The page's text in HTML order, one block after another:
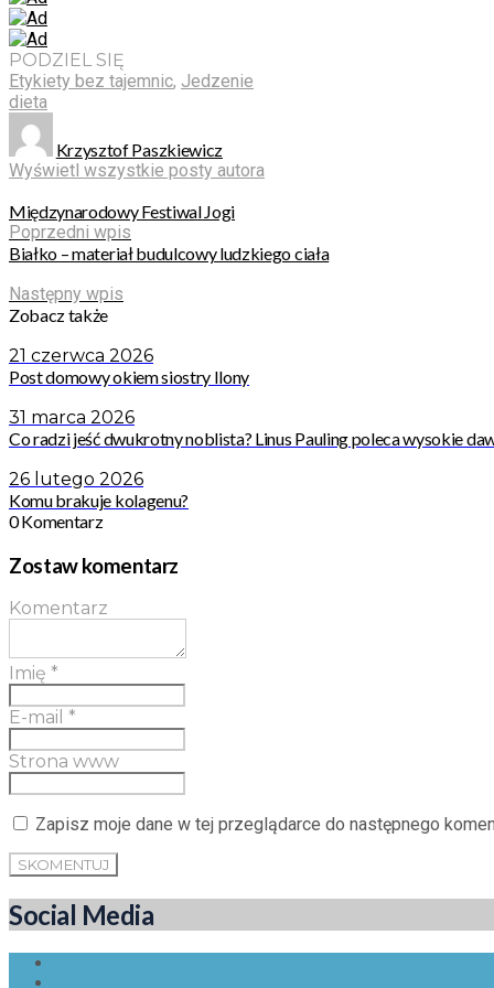
PODZIEL SIĘ
Etykiety bez tajemnic, Jedzenie
dieta
Krzysztof Paszkiewicz
Wyświetl wszystkie posty autora
Międzynarodowy Festiwal Jogi
Poprzedni wpis
Białko – materiał budulcowy ludzkiego ciała
Następny wpis
Zobacz także
21 czerwca 2026
Post domowy okiem siostry Ilony
31 marca 2026
Co radzi jeść dwukrotny noblista? Linus Pauling poleca wysokie
26 lutego 2026
Komu brakuje kolagenu?
0 Komentarz
Zostaw komentarz
Komentarz
Imię *
E-mail *
Strona www
Zapisz moje dane w tej przeglądarce do następnego
Social Media